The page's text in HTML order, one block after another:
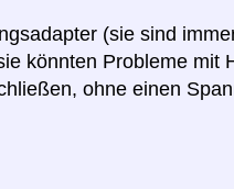
(sie sind
könnten Probleme mit
ohne einen